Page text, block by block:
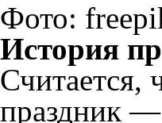
Фото:
История
Считается,
праздник